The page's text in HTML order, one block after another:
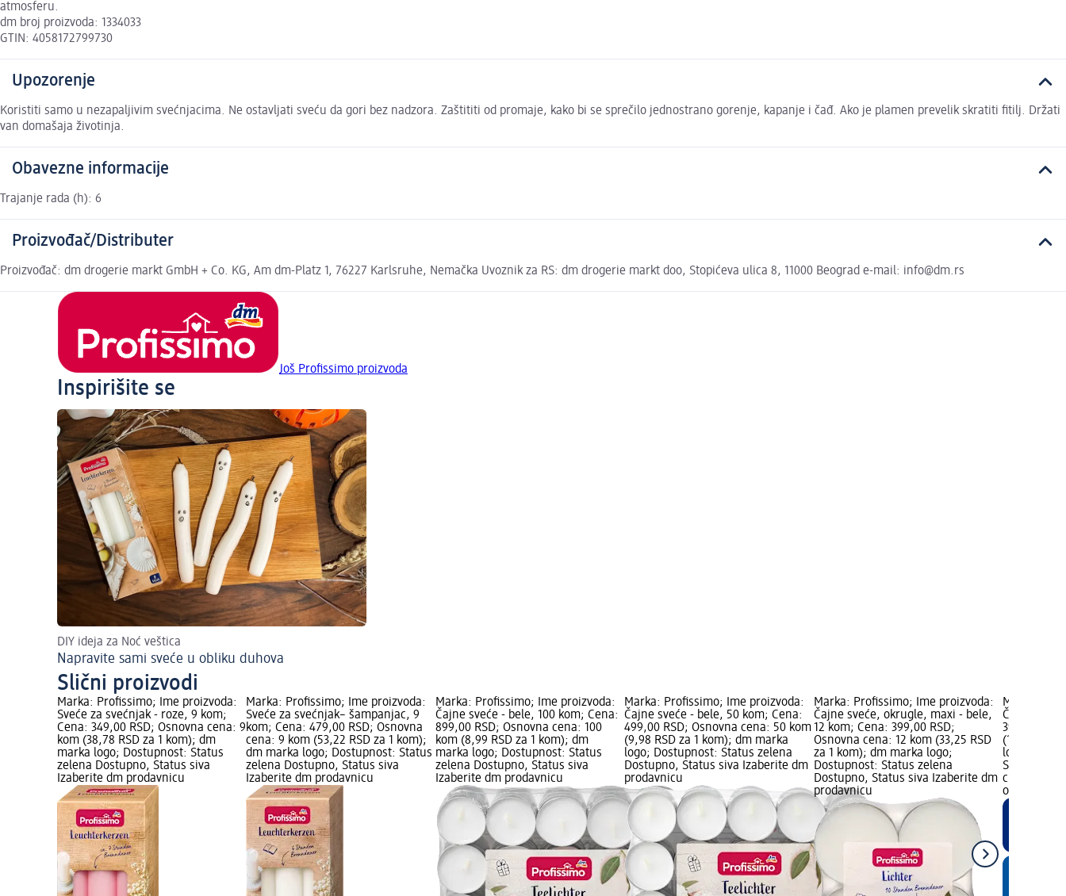
atmosferu.
dm broj proizvoda: 1334033
GTIN: 4058172799730
Upozorenje
Koristiti samo u nezapaljivim svećnjacima. Ne ostavljati sveću da gori bez nadzora. Zaštititi od promaje, kako bi se sprečilo jednostrano gorenje, kapanje i čađ. Ako je plamen prevelik skratiti fitilj. Držati
van domašaja životinja.
Obavezne informacije
Trajanje rada (h): 6
Proizvođač/Distributer
Proizvođač: dm drogerie markt GmbH + Co. KG, Am dm-Platz 1, 76227 Karlsruhe, Nemačka Uvoznik za RS: dm drogerie markt doo, Stopićeva ulica 8, 11000 Beograd e-mail: info@dm.rs
Još Profissimo proizvoda
Inspirišite se
DIY ideja za Noć veštica
Napravite sami sveće u obliku duhova
Slični proizvodi
Marka: Profissimo; Ime proizvoda:
Sveće za svećnjak - roze, 9 kom;
Cena: 349,00 RSD; Osnovna cena: 9
kom (38,78 RSD za 1 kom); dm
marka logo; Dostupnost: Status
zelena Dostupno, Status siva
Izaberite dm prodavnicu
Marka: Profissimo; Ime proizvoda:
Sveće za svećnjak– šampanjac, 9
kom; Cena: 479,00 RSD; Osnovna
cena: 9 kom (53,22 RSD za 1 kom);
dm marka logo; Dostupnost: Status
zelena Dostupno, Status siva
Izaberite dm prodavnicu
Marka: Profissimo; Ime proizvoda:
Čajne sveće - bele, 100 kom; Cena:
899,00 RSD; Osnovna cena: 100
kom (8,99 RSD za 1 kom); dm
marka logo; Dostupnost: Status
zelena Dostupno, Status siva
Izaberite dm prodavnicu
Marka: Profissimo; Ime proizvoda:
Čajne sveće - bele, 50 kom; Cena:
499,00 RSD; Osnovna cena: 50 kom
(9,98 RSD za 1 kom); dm marka
logo; Dostupnost: Status zelena
Dostupno, Status siva Izaberite dm
prodavnicu
Marka: Profissimo; Ime proizvoda:
Čajne sveće, okrugle, maxi - bele,
12 kom; Cena: 399,00 RSD;
Osnovna cena: 12 kom (33,25 RSD
za 1 kom); dm marka logo;
Dostupnost: Status zelena
Dostupno, Status siva Izaberite dm
prodavnicu
Marka:
Čajne
399,00
(13,30 RSD
logo, dm
Status
crvena
online